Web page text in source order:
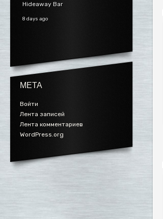
Hideaway Bar
8 days ago
МЕТА
Войти
Лента записей
Лента комментариев
WordPress.org